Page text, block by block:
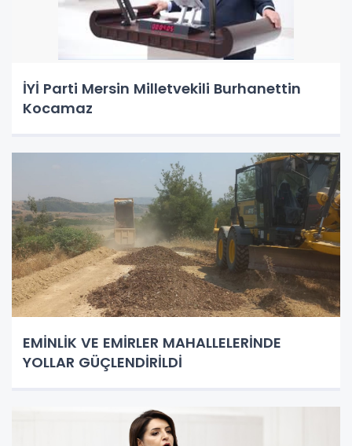
İYİ Parti Mersin Milletvekili Burhanettin
Kocamaz
EMİNLİK VE EMİRLER MAHALLELERİNDE
YOLLAR GÜÇLENDİRİLDİ